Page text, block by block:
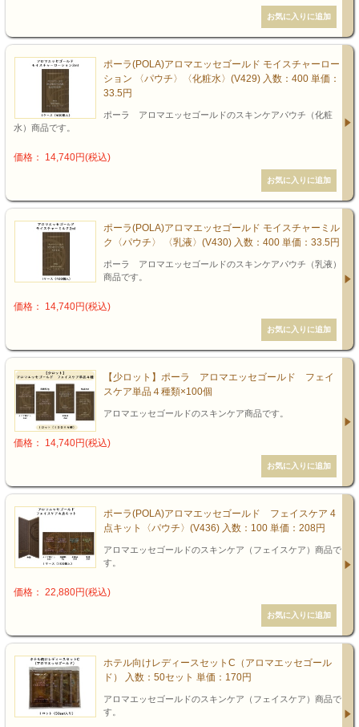
ポーラ(POLA)アロマエッセゴールド モイスチャーロー
ション 〈パウチ〉〈化粧水〉(V429) 入数：400 単価：
33.5円
ポーラ アロマエッセゴールドのスキンケアパウチ（化粧
水）商品です。
価格： 14,740円(税込)
ポーラ(POLA)アロマエッセゴールド モイスチャーミル
ク〈パウチ〉 〈乳液〉(V430) 入数：400 単価：33.5円
ポーラ アロマエッセゴールドのスキンケアパウチ（乳液）
商品です。
価格： 14,740円(税込)
【少ロット】ポーラ アロマエッセゴールド フェイ
スケア単品４種類×100個
アロマエッセゴールドのスキンケア商品です。
価格： 14,740円(税込)
ポーラ(POLA)アロマエッセゴールド フェイスケア 4
点キット〈パウチ〉(V436) 入数：100 単価：208円
アロマエッセゴールドのスキンケア（フェイスケア）商品で
す。
価格： 22,880円(税込)
ホテル向けレディースセットC（アロマエッセゴール
ド） 入数：50セット 単価：170円
アロマエッセゴールドのスキンケア（フェイスケア）商品で
す。